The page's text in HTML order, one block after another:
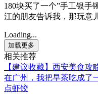
180块买了一个”手工银手
江的朋友告诉我，那玩意
Loading...
加载更多
相关推荐
【建议收藏】西安美食攻
在广州，我把早茶吃成
点虾饺